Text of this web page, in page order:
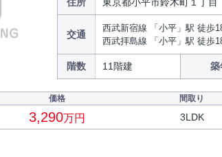
交通
西武新宿線 「小平」駅 徒歩
西武拝島線 「小平」駅 徒歩
階数 11階建 築
価格 間取り
3,290万円 3LDK